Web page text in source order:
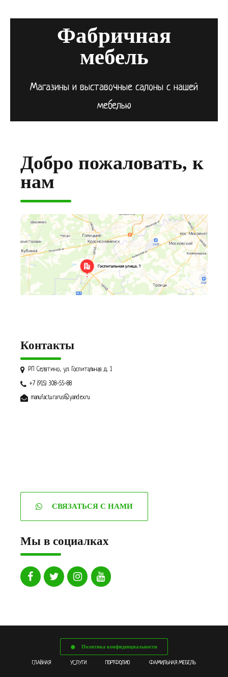
Фабричная
мебель
Магазины и выставочные салоны с нашей
мебелью
Добро пожаловать, к
нам
Контакты
РП Селятино, ул. Госпитальная д. 1
+7 (915) 308-55-88
manufacturarus@yandex.ru
СВЯЗАТЬСЯ С НАМИ
Мы в социалках
Политика конфиденциальности
ГЛАВНАЯ УСЛУГИ ПОРТФОЛИО ФАМИЛЬНАЯ МЕБЕЛЬ